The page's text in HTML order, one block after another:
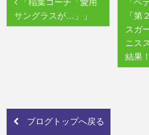
「ベ
「第
スガ
ニス
結果
「稲葉コーチ「愛用
サングラスが…」」
ブログトップへ戻る